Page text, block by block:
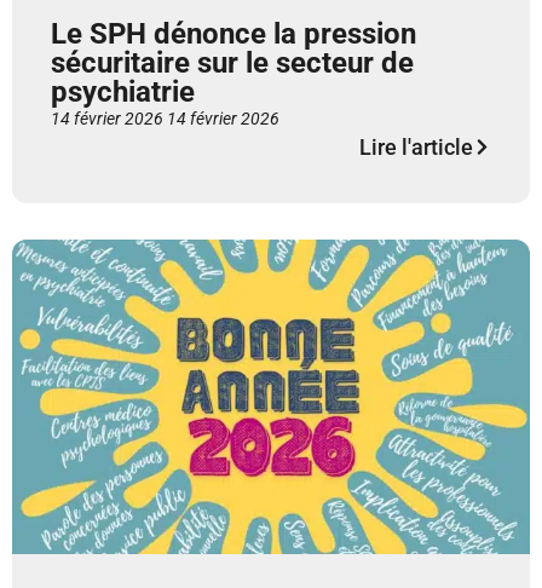
Le SPH dénonce la pression
sécuritaire sur le secteur de
psychiatrie
14 février 2026 14 février 2026
Lire l'article